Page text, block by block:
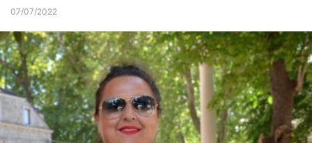
07/07/2022